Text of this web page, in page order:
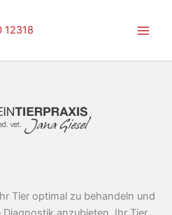
12318
Tier optimal zu behandeln und